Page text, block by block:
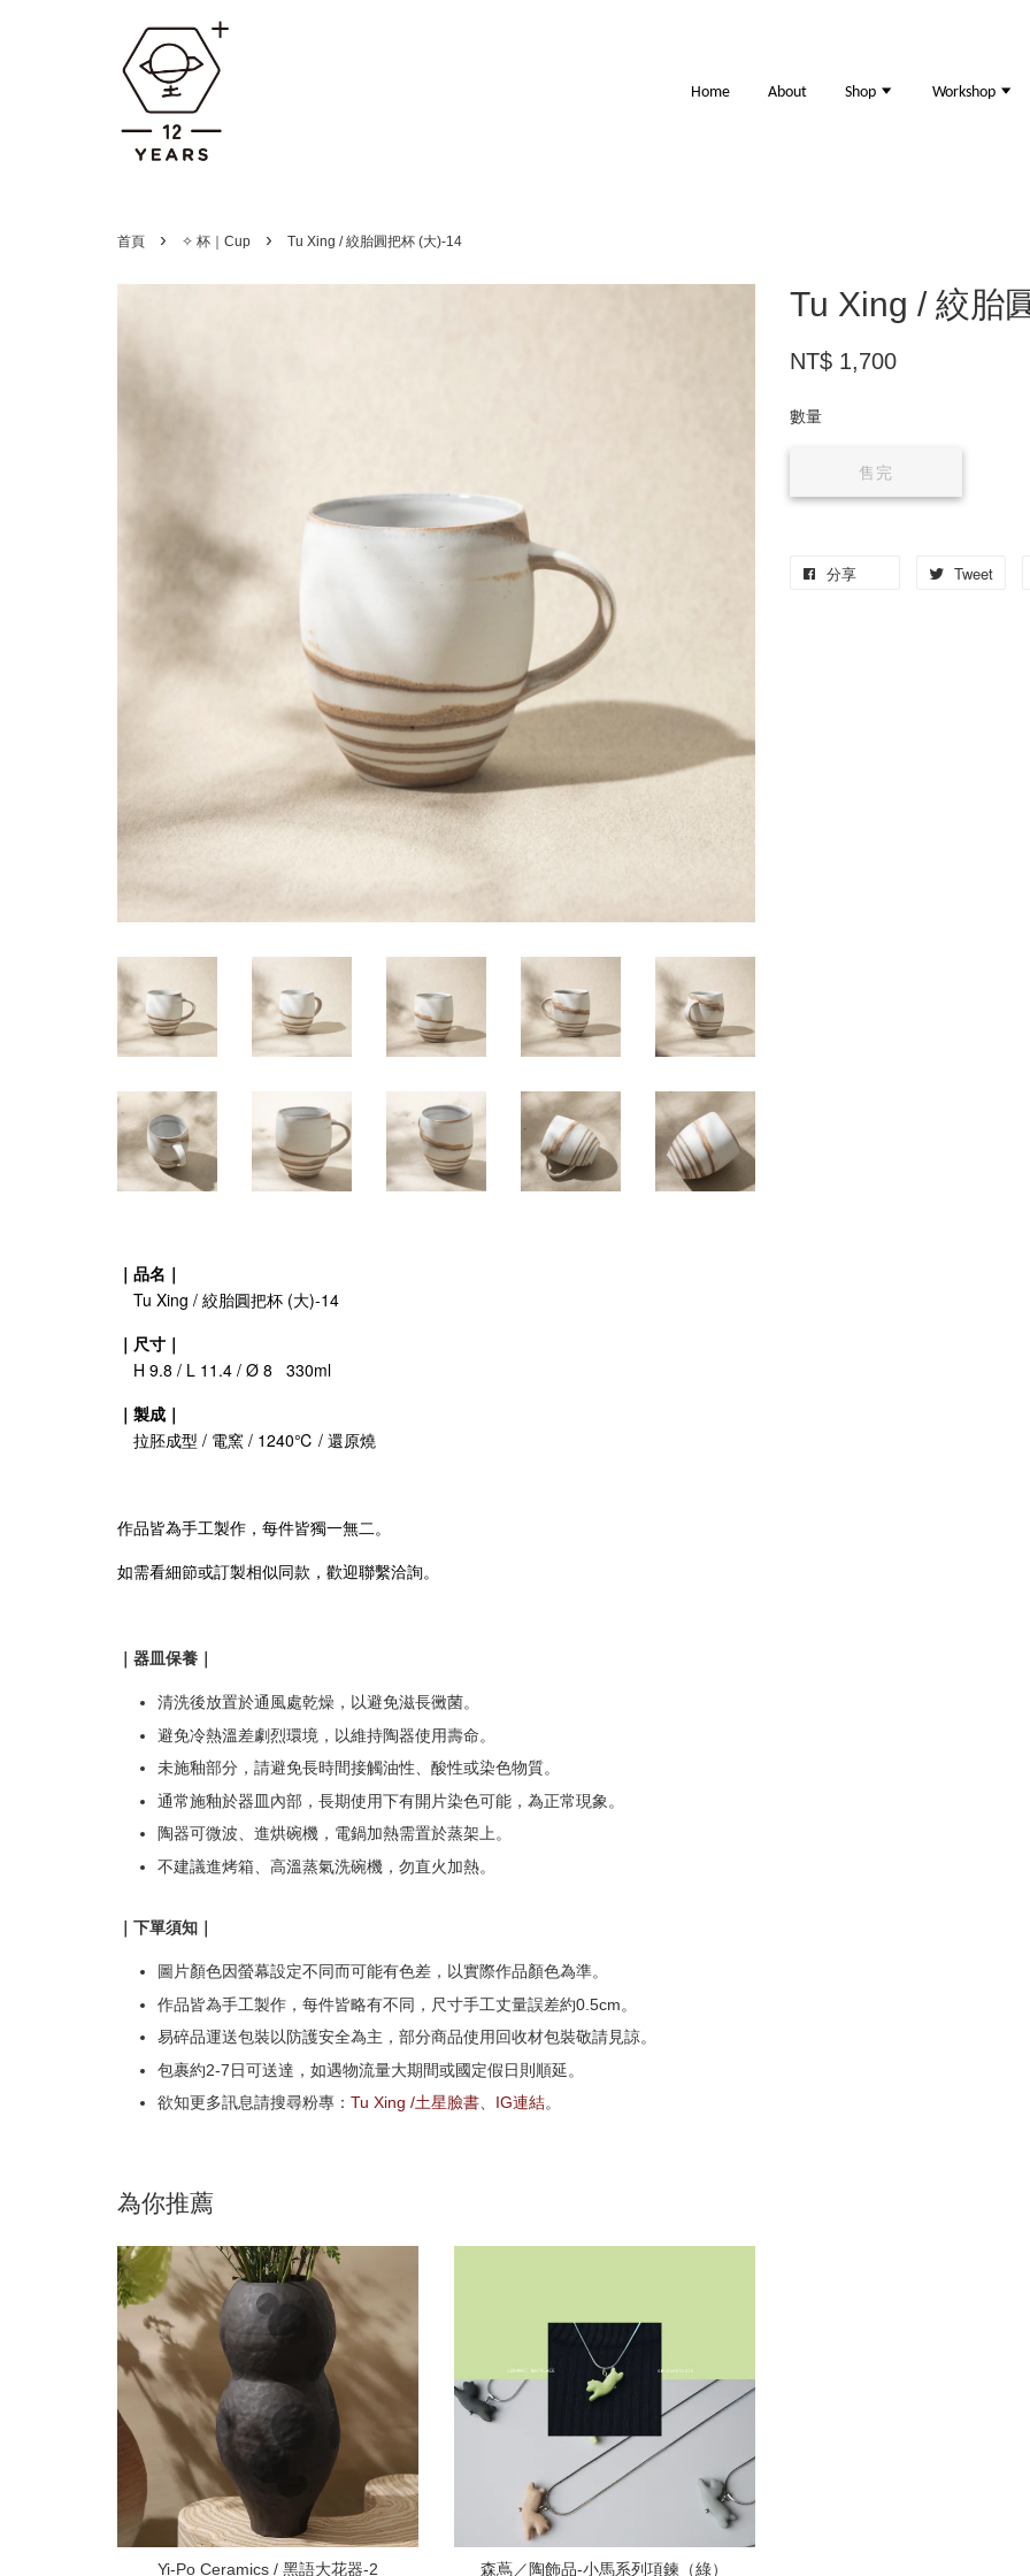
Home About Shop Workshop
首頁 › ✧ 杯｜Cup › Tu Xing / 絞胎圓把杯 (大)-14
Tu Xing / 絞胎
NT$ 1,700
數量
售完
分享 Tweet
｜品名｜
Tu Xing / 絞胎圓把杯 (大)-14
｜尺寸｜
H 9.8 / L 11.4 / Ø 8 330ml
｜製成｜
拉胚成型 / 電窯 / 1240℃ / 還原燒
作品皆為手工製作，每件皆獨一無二。
如需看細節或訂製相似同款，歡迎聯繫洽詢。
｜器皿保養｜
清洗後放置於通風處乾燥，以避免滋長黴菌。
避免冷熱溫差劇烈環境，以維持陶器使用壽命。
未施釉部分，請避免長時間接觸油性、酸性或染色物質。
通常施釉於器皿內部，長期使用下有開片染色可能，為正常現象。
陶器可微波、進烘碗機，電鍋加熱需置於蒸架上。
不建議進烤箱、高溫蒸氣洗碗機，勿直火加熱。
｜下單須知｜
圖片顏色因螢幕設定不同而可能有色差，以實際作品顏色為準。
作品皆為手工製作，每件皆略有不同，尺寸手工丈量誤差約0.5cm。
易碎品運送包裝以防護安全為主，部分商品使用回收材包裝敬請見諒。
包裹約2-7日可送達，如遇物流量大期間或國定假日則順延。
欲知更多訊息請搜尋粉專： Tu Xing /土星臉書、 IG連結。
為你推薦
Yi-Po Ceramics / 黑語大花器-2 森蔦／陶飾品-小馬系列項鍊（綠）